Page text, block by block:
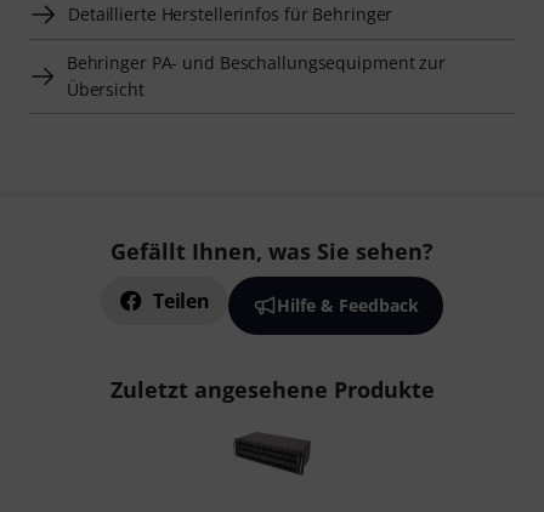
Detaillierte Herstellerinfos für Behringer
Behringer PA- und Beschallungsequipment zur
Übersicht
Gefällt Ihnen, was Sie sehen?
Teilen Hilfe & Feedback
Zuletzt angesehene Produkte